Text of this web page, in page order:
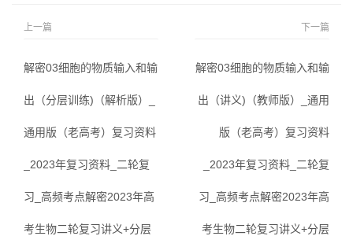
上一篇
解密03细胞的物质输入和输
出（分层训练)（解析版）_
通用版（老高考）复习资料
_2023年复习资料_二轮复
习_高频考点解密2023年高
考生物二轮复习讲义+分层
下一篇
解密03细胞的物质输入和输
出（讲义)（教师版）_通用
版（老高考）复习资料
_2023年复习资料_二轮复
习_高频考点解密2023年高
考生物二轮复习讲义+分层